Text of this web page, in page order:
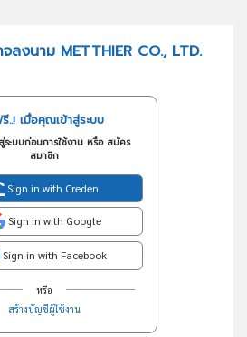
ลงนาม METTHIER CO., LTD.
..! เมื่อคุณเข้าสู่ระบบ
ระบบก่อนการใช้งาน หรือ สมัคร
สมาชิก
Sign in with Creden
Sign in with Google
Sign in with Facebook
หรือ
สร้างบัญชีผู้ใช้งาน